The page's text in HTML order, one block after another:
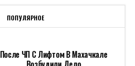
ПОПУЛЯРНОЕ
После ЧП С Лифтом В Махачкале